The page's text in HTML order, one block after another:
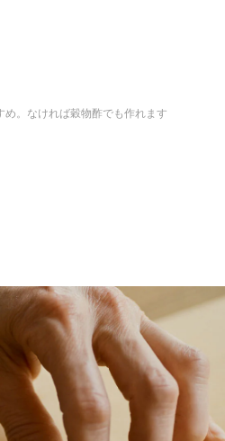
。なければ穀物酢でも作れます